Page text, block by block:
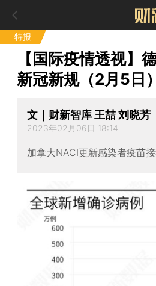
特报
【国际疫情透视】
新冠新规（2月5日）
文｜财新智库 王喆 刘晓芳
2023年02月06日 18:14
加拿大NACI更新感染者疫苗